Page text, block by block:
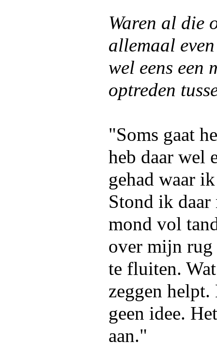
Waren al die
allemaal
wel eens een
optreden
"Soms gaat
heb daar wel
gehad waar
Stond ik daar
mond vol
over mijn rug
te fluiten.
zeggen
geen idee.
aan."